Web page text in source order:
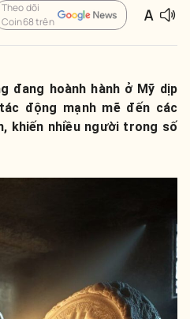
Theo dõi
Coin68 trên
đang hoành hành ở Mỹ dịp
động mạnh mẽ đến các
khiến nhiều người trong số